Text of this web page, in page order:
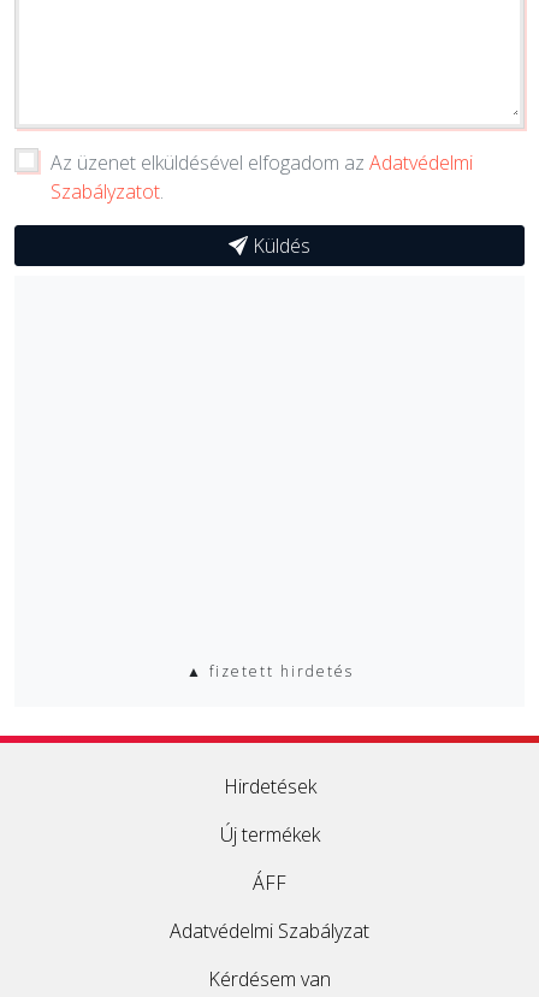
Az üzenet elküldésével elfogadom az Adatvédelmi
Szabályzatot.
Küldés
▲ fizetett hirdetés
Hirdetések
Új termékek
ÁFF
Adatvédelmi Szabályzat
Kérdésem van